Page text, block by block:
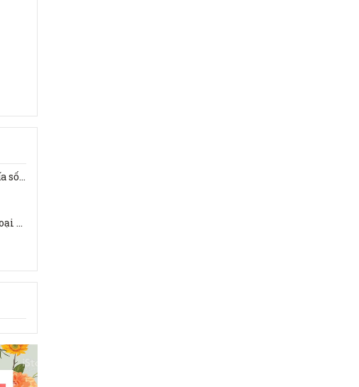
Bạn có biết ý nghĩa số lượng trong một bó hoa hồng?
Bạn có biết? Các loại hoa hồng mang ý nghĩa gì chưa?